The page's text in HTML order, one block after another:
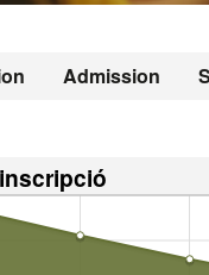
Admission